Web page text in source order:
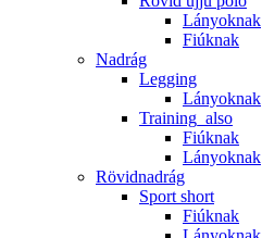
Lányoknak
Fiúknak
Nadrág
Legging
Lányoknak
Training_also
Fiúknak
Lányoknak
Rövidnadrág
Sport short
Fiúknak